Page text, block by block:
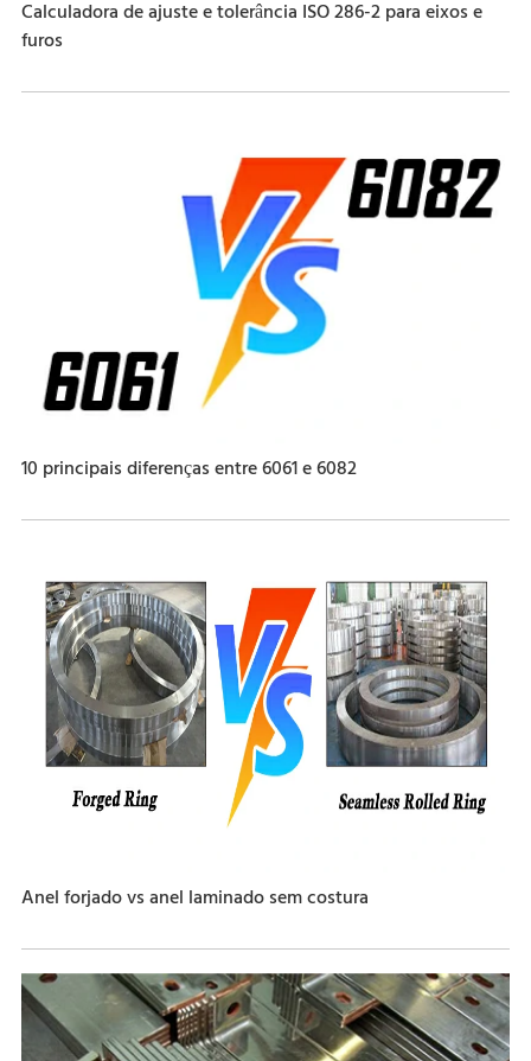
Calculadora de ajuste e tolerância ISO 286-2 para eixos e
furos
10 principais diferenças entre 6061 e 6082
Anel forjado vs anel laminado sem costura